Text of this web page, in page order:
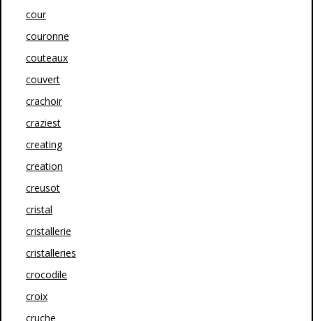
cour
couronne
couteaux
couvert
crachoir
craziest
creating
creation
creusot
cristal
cristallerie
cristalleries
crocodile
croix
cruche